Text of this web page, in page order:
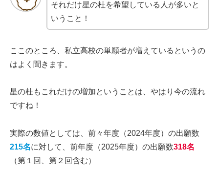
それだけ星の杜を希望している人が多いと
いうこと！
ここのところ、私立高校の単願者が増えているというの
はよく聞きます。
星の杜もこれだけの増加ということは、やはり今の流れ
ですね！
実際の数値としては、前々年度（2024年度）の出願数
215名に対して、前年度（2025年度）の出願数318名
（第１回、第２回含む）